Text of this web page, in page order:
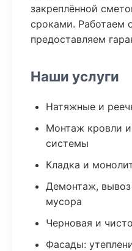
закреплённой
сроками. Работаем
предоставляем
Наши услуги
Натяжные и
Монтаж кровли
системы
Кладка и
Демонтаж, вывоз
мусора
Черновая и
Фасады: